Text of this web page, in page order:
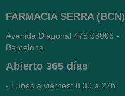
FARMACIA SERRA (BCN)
Avenida Diagonal 478 08006 -
Barcelona
Abierto 365 días
- Lunes a viernes: 8.30 a 22h